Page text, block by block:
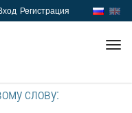
Регистрация
слову: